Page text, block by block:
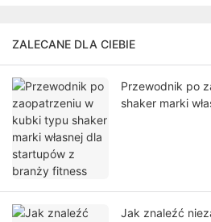
ZALECANE DLA CIEBIE
Przewodnik po
shaker marki
Jak znaleźć